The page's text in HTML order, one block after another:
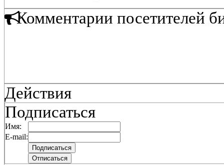
Комментарии посетителей
Действия
Подписаться
Имя:
E-mail: